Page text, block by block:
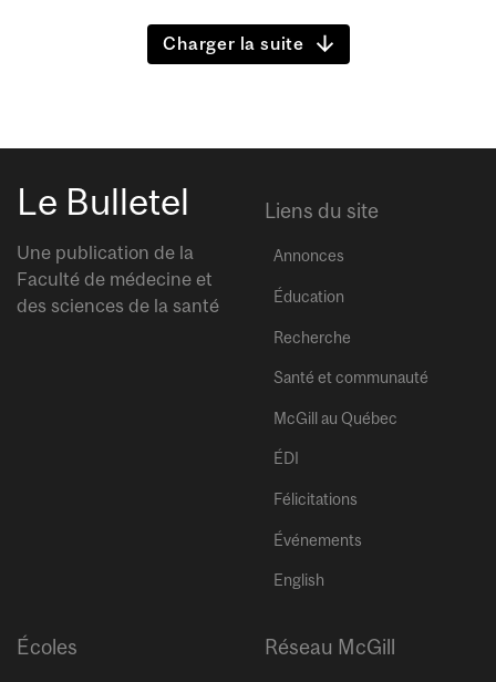
Charger la suite
Le Bulletel
Une publication de la
Faculté de médecine et
des sciences de la santé
Liens du site
Annonces
Éducation
Recherche
Santé et communauté
McGill au Québec
ÉDI
Félicitations
Événements
English
Écoles Réseau McGill